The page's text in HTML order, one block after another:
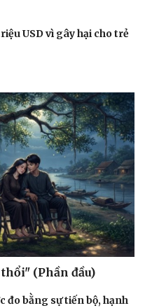
USD vì gây hại cho trẻ
(Phần đầu)
đo bằng sự tiến bộ, hạnh